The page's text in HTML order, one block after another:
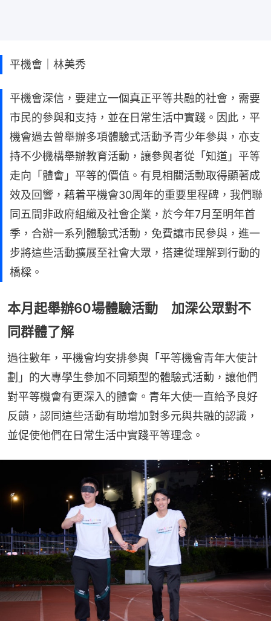
平機會｜林美秀
平機會深信，要建立一個真正平等共融的社會，需要
市民的參與和支持，並在日常生活中實踐。因此，平
機會過去曾舉辦多項體驗式活動予青少年參與，亦支
持不少機構舉辦教育活動，讓參與者從「知道」平等
走向「體會」平等的價值。有見相關活動取得顯著成
效及回響，藉着平機會30周年的重要里程碑，我們聯
同五間非政府組織及社會企業，於今年7月至明年首
季，合辦一系列體驗式活動，免費讓市民參與，進一
步將這些活動擴展至社會大眾，搭建從理解到行動的
橋樑。
本月起舉辦60場體驗活動 加深公眾對不
同群體了解
過往數年，平機會均安排參與「平等機會青年大使計
劃」的大專學生參加不同類型的體驗式活動，讓他們
對平等機會有更深入的體會。青年大使一直給予良好
反饋，認同這些活動有助增加對多元與共融的認識，
並促使他們在日常生活中實踐平等理念。